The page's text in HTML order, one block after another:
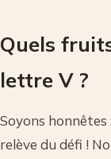
Quels
lettre V ?
Soyons
relève du défi !